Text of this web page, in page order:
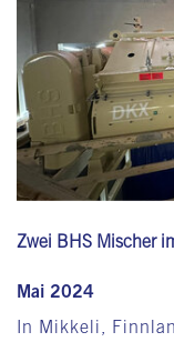
Genaue
unterschiedlichen
Kundenwunsch
Konsistenz- oder
zur
Zwei BHS Mischer
Mai 2024
In Mikkeli,